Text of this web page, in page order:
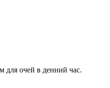
для очей в денний час.